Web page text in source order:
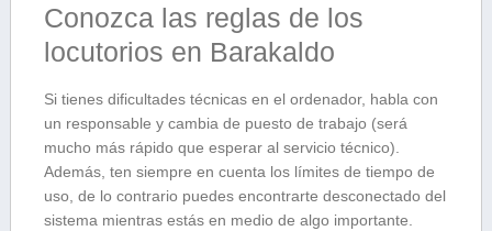
Conozca las reglas de los
locutorios en Barakaldo
Si tienes dificultades técnicas en el ordenador, habla con
un responsable y cambia de puesto de trabajo (será
mucho más rápido que esperar al servicio técnico).
Además, ten siempre en cuenta los límites de tiempo de
uso, de lo contrario puedes encontrarte desconectado del
sistema mientras estás en medio de algo importante.